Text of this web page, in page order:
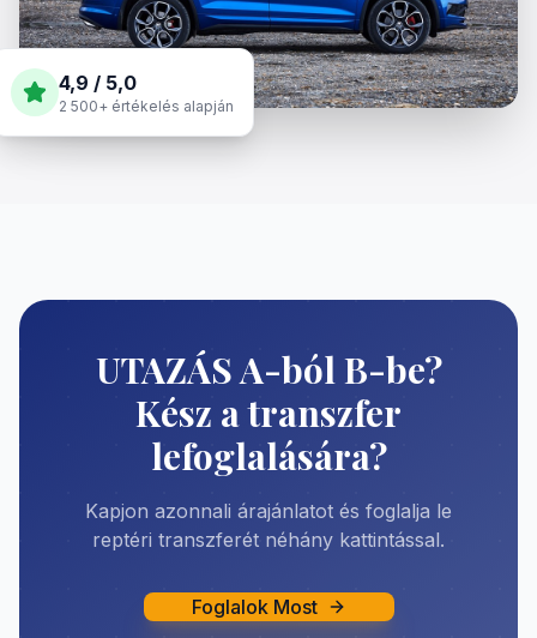
4,9 / 5,0
2 500+ értékelés alapján
UTAZÁS A-ból B-be?
Kész a transzfer
lefoglalására?
Kapjon azonnali árajánlatot és foglalja le
reptéri transzferét néhány kattintással.
Foglalok Most